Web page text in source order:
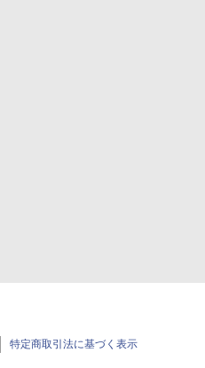
特定商取引法に基づく表示